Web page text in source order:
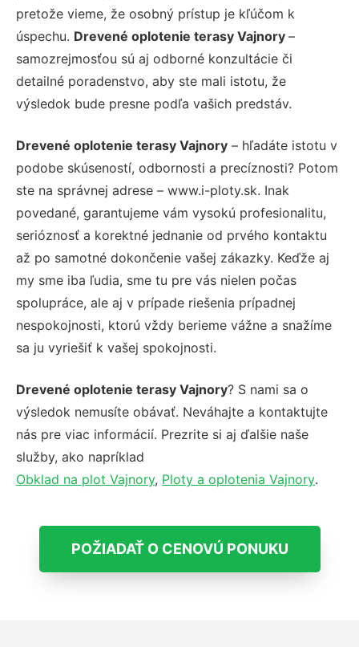
pretože vieme, že osobný prístup je kľúčom k
úspechu. Drevené oplotenie terasy Vajnory –
samozrejmosťou sú aj odborné konzultácie či
detailné poradenstvo, aby ste mali istotu, že
výsledok bude presne podľa vašich predstáv.
Drevené oplotenie terasy Vajnory – hľadáte istotu v
podobe skúseností, odbornosti a precíznosti? Potom
ste na správnej adrese – www.i-ploty.sk. Inak
povedané, garantujeme vám vysokú profesionalitu,
serióznosť a korektné jednanie od prvého kontaktu
až po samotné dokončenie vašej zákazky. Keďže aj
my sme iba ľudia, sme tu pre vás nielen počas
spolupráce, ale aj v prípade riešenia prípadnej
nespokojnosti, ktorú vždy berieme vážne a snažíme
sa ju vyriešiť k vašej spokojnosti.
Drevené oplotenie terasy Vajnory? S nami sa o
výsledok nemusíte obávať. Neváhajte a kontaktujte
nás pre viac informácií. Prezrite si aj ďalšie naše
služby, ako napríklad
Obklad na plot Vajnory, Ploty a oplotenia Vajnory.
POŽIADAŤ O CENOVÚ PONUKU